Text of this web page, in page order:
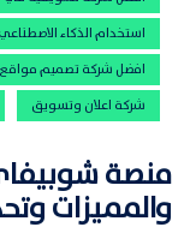
استخدام الذكاء الاصطناعي
افضل شركة تصميم
شركة اعلان وتسويق
منصة
والمميزات